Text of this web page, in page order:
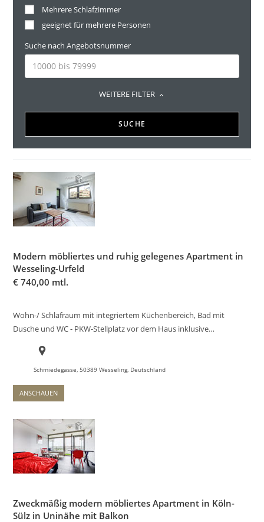
Mehrere Schlafzimmer
geeignet für mehrere Personen
Suche nach Angebotsnummer
WEITERE FILTER
SUCHE
Modern möbliertes und ruhig gelegenes Apartment in
Wesseling-Urfeld
€ 740,00 mtl.
Wohn-/ Schlafraum mit integriertem Küchenbereich, Bad mit
Dusche und WC - PKW-Stellplatz vor dem Haus inklusive…
Schmiedegasse, 50389 Wesseling, Deutschland
ANSCHAUEN
Zweckmäßig modern möbliertes Apartment in Köln-
Sülz in Uninähe mit Balkon